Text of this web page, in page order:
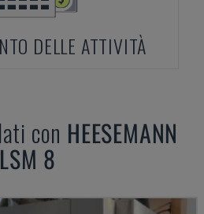
DELLE ATTIVITÀ
con HEESEMANN
LSM 8